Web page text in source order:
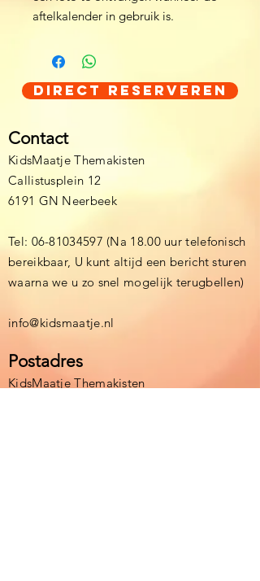
aftelkalender in gebruik is.
Direct Reserveren
Contact
KidsMaatje Themakisten
Callistusplein 12
6191 GN Neerbeek
Tel: 06-81034597 (Na 18.00 uur telefonisch
bereikbaar, U kunt altijd een bericht sturen
waarna we u zo snel mogelijk terugbellen)
info@kidsmaatje.nl
Postadres
KidsMaatje Themakisten